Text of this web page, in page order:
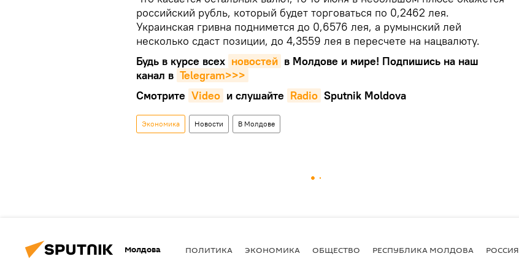
российский рубль, который будет торговаться по 0,2462 лея.
Украинская гривна поднимется до 0,6576 лея, а румынский лей
несколько сдаст позиции, до 4,3559 лея в пересчете на нацвалюту.
Будь в курсе всех новостей в Молдове и мире! Подпишись на наш
канал в Telegram>>>
Смотрите Video и слушайте Radio Sputnik Moldova
Экономика Новости В Молдове
Молдова ПОЛИТИКА ЭКОНОМИКА ОБЩЕСТВО РЕСПУБЛИКА МОЛДОВА РОССИЯ